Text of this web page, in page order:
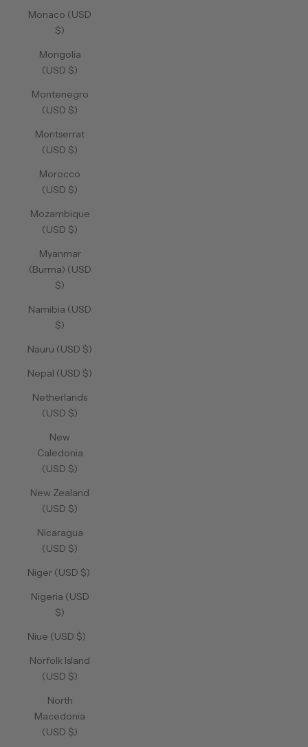
Monaco (USD
$)
Mongolia
(USD $)
Montenegro
(USD $)
Montserrat
(USD $)
Morocco
(USD $)
Mozambique
(USD $)
Myanmar
(Burma) (USD
$)
Namibia (USD
$)
Nauru (USD $)
Nepal (USD $)
Netherlands
(USD $)
New
Caledonia
(USD $)
New Zealand
(USD $)
Nicaragua
(USD $)
Niger (USD $)
Nigeria (USD
$)
Niue (USD $)
Norfolk Island
(USD $)
North
Macedonia
(USD $)